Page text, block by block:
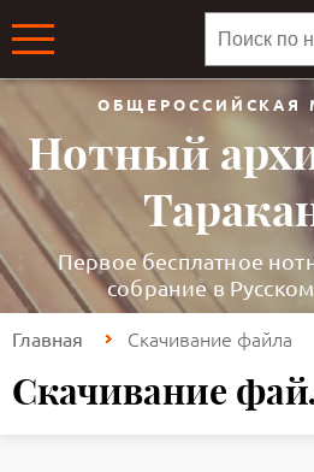
ОБЩЕРОССИЙСКАЯ
Нотный
Первое бесплатное
собрание в
Главная Скачивание файла
Скачивание